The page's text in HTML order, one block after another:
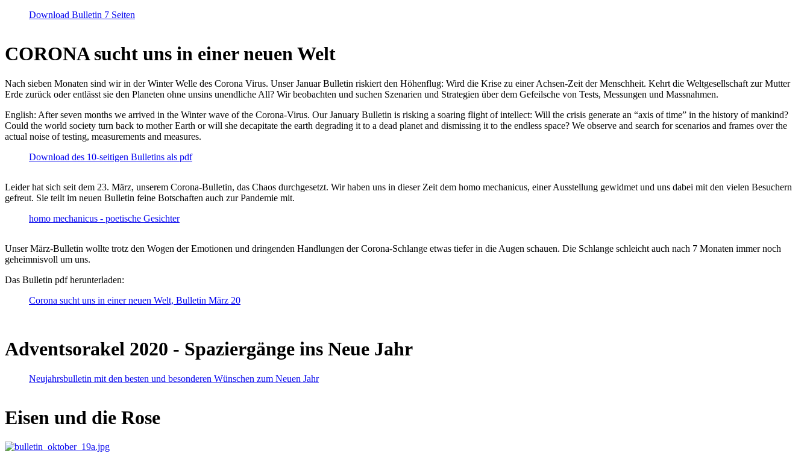
Download Bulletin 7 Seiten
CORONA sucht uns in einer neuen Welt
Nach sieben Monaten sind wir in der Winter Welle des Corona Virus. Unser Januar Bulletin riskiert den Höhenflug: Wird die Krise zu einer Achsen-Zeit der Menschheit. Kehrt die Weltgesellschaft zur Mutter
Erde zurück oder entlässt sie den Planeten ohne unsins unendliche All? Wir beobachten und suchen Szenarien und Strategien über dem Gefeilsche von Tests, Messungen und Massnahmen.
English: After seven months we arrived in the Winter wave of the Corona-Virus. Our January Bulletin is risking a soaring flight of intellect: Will the crisis generate an “axis of time” in the history of mankind?
Could the world society turn back to mother Earth or will she decapitate the earth degrading it to a dead planet and dismissing it to the endless space? We observe and search for scenarios and frames over the
actual noise of testing, measurements and measures.
Download des 10-seitigen Bulletins als pdf
Leider hat sich seit dem 23. März, unserem Corona-Bulletin, das Chaos durchgesetzt. Wir haben uns in dieser Zeit dem homo mechanicus, einer Ausstellung gewidmet und uns dabei mit den vielen Besuchern
gefreut. Sie teilt im neuen Bulletin feine Botschaften auch zur Pandemie mit.
homo mechanicus - poetische Gesichter
Unser März-Bulletin wollte trotz den Wogen der Emotionen und dringenden Handlungen der Corona-Schlange etwas tiefer in die Augen schauen. Die Schlange schleicht auch nach 7 Monaten immer noch
geheimnisvoll um uns.
Das Bulletin pdf herunterladen:
Corona sucht uns in einer neuen Welt, Bulletin März 20
Adventsorakel 2020 - Spaziergänge ins Neue Jahr
Neujahrsbulletin mit den besten und besonderen Wünschen zum Neuen Jahr
Eisen und die Rose